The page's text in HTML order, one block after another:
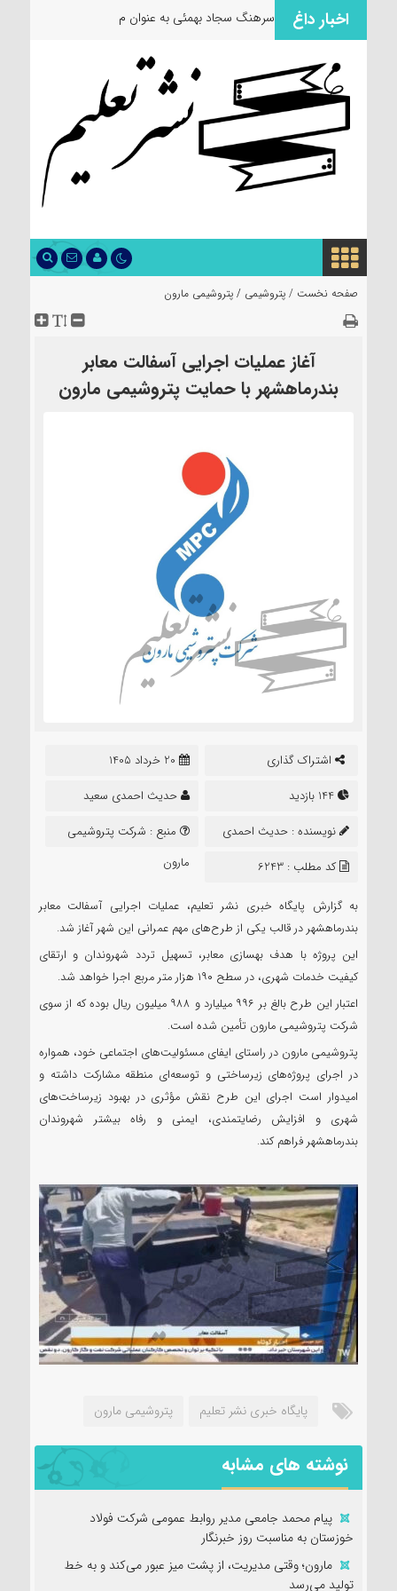
اخبار داغ سرهنگ سجاد بهمئی به عنوان مسئول جدی
صفحه نخست / پتروشیمی / پتروشیمی مارون
آغاز عملیات اجرایی آسفالت معابر
بندرماهشهر با حمایت پتروشیمی مارون
اشتراک گذاری
20 خرداد 1405
حدیث احمدی سعید
نویسنده : حدیث احمدی
سعید
منبع : شرکت پتروشیمی
مارون
کد مطلب : 6243
به گزارش پایگاه خبری نشر تعلیم، عملیات اجرایی آسفالت معابر
بندرماهشهر در قالب یکی از طرح‌های مهم عمرانی این شهر آغاز شد.
این پروژه با هدف بهسازی معابر، تسهیل تردد شهروندان و ارتقای
کیفیت خدمات شهری، در سطح ۱۹۰ هزار متر مربع اجرا خواهد شد.
اعتبار این طرح بالغ بر ۹۹۶ میلیارد و ۹۸۸ میلیون ریال بوده که از سوی
شرکت پتروشیمی مارون تأمین شده است.
پتروشیمی مارون در راستای ایفای مسئولیت‌های اجتماعی خود، همواره
در اجرای پروژه‌های زیرساختی و توسعه‌ای منطقه مشارکت داشته و
امیدوار است اجرای این طرح نقش مؤثری در بهبود زیرساخت‌های
شهری و افزایش رضایتمندی، ایمنی و رفاه بیشتر شهروندان
بندرماهشهر فراهم کند.
پايگاه خبری نشر تعلیم پتروشیمی مارون
نوشته های مشابه
پیام محمد جامعی مدیر روابط عمومی شرکت فولاد
خوزستان به مناسبت روز خبرنگار
مارون؛ وقتی مدیریت، از پشت میز عبور می‌کند و به خط
تولید می‌رسد